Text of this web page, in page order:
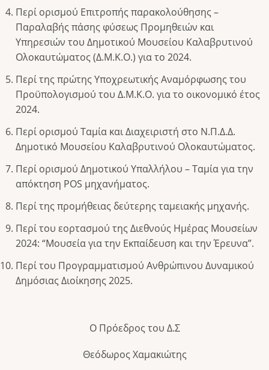
Περί ορισμού Επιτροπής παρακολούθησης –
Παραλαβής πάσης φύσεως Προμηθειών και
Υπηρεσιών του Δημοτικού Μουσείου Καλαβρυτινού
Ολοκαυτώματος (Δ.Μ.Κ.Ο.) για το 2024.
Περί της πρώτης Υποχρεωτικής Αναμόρφωσης του
Προϋπολογισμού του Δ.Μ.Κ.Ο. για το οικονομικό έτος
2024.
Περί ορισμού Ταμία και Διαχειριστή στο Ν.Π.Δ.Δ.
Δημοτικό Μουσείου Καλαβρυτινού Ολοκαυτώματος.
Περί ορισμού Δημοτικού Υπαλλήλου – Ταμία για την
απόκτηση POS μηχανήματος.
Περί της προμήθειας δεύτερης ταμειακής μηχανής.
Περί του εορτασμού της Διεθνούς Ημέρας Μουσείων
2024: “Μουσεία για την Εκπαίδευση και την Έρευνα”.
Περί του Προγραμματισμού Ανθρώπινου Δυναμικού
Δημόσιας Διοίκησης 2025.
Ο Πρόεδρος του Δ.Σ
Θεόδωρος Χαμακιώτης